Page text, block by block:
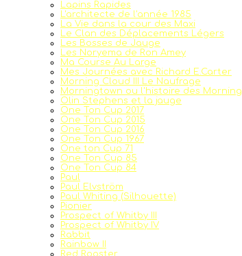
Lapins Rapides
L'architecte de l'année 1985
La Vie dans la cour des Maxi
Le Clan des Déplacements Légers
Les Bosses de Jauge
Les Noryema de Ron Amey
Ma Course Au Large
Mes Journées avec Richard E.Carter
Morning Cloud III Le Naufrage
Morningtown ou l'histoire des Morning
Olin Stephens et la jauge
One Ton Cup 2017
One Ton Cup 2015
One Ton Cup 2016
One Ton Cup 1967
One ton Cup 71
One Ton Cup 85
One Ton Cup 84
Paul
Paul Elvström
Paul Whiting (Silhouette)
Pionier
Prospect of Whitby III
Prospect of Whitby IV
Rabbit
Rainbow II
Red Rooster